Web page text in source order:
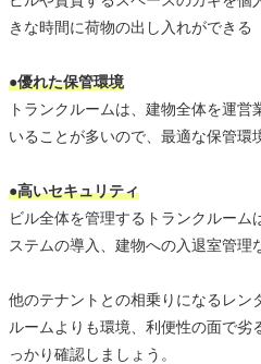
きな時間に荷物の出し入れができる
●優れた保管環境
トランクルームは、建物全体を運
いることが多いので、最適な保管環
●高いセキュリティ
ビル全体を管理するトランクルーム
ステムの導入、建物への入退室管理
他のテナントとの相乗りになるレン
ルームよりも環境、利便性の面で劣
っかり確認しましょう。